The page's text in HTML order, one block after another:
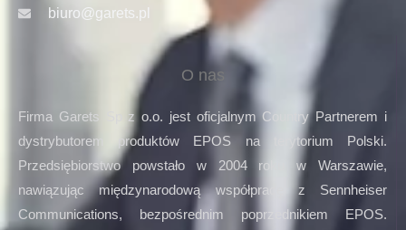
biuro@garets.pl
O nas
Firma Garets Sp z o.o. jest oficjalnym Country Partnerem i
dystrybutorem produktów EPOS na terytorium Polski.
Przedsiębiorstwo powstało w 2004 roku w Warszawie,
nawiązując międzynarodową współpracę z Sennheiser
Communications, bezpośrednim poprzednikiem EPOS.